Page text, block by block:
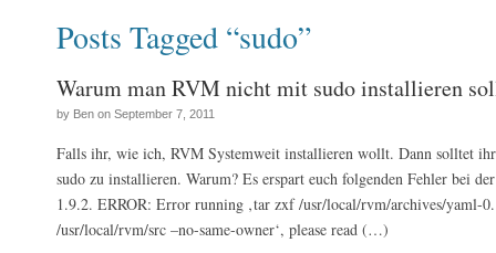
Posts Tagged “sudo”
Warum man RVM nicht mit sudo installieren
by Ben on September 7, 2011
Falls ihr, wie ich, RVM Systemweit installieren wollt. Dann solltet
sudo zu installieren. Warum? Es erspart euch folgenden Fehler bei
1.9.2. ERROR: Error running ‚tar zxf /usr/local/rvm/archives/yaml-
/usr/local/rvm/src –no-same-owner‘, please read (…)